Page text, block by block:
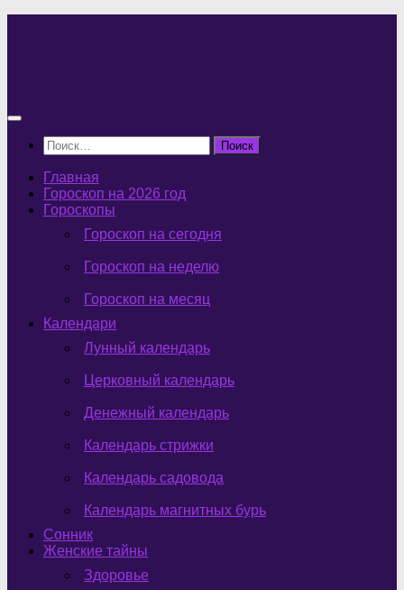
Найти:
Главная
Гороскоп на 2026 год
Гороскопы
Гороскоп на сегодня
Гороскоп на неделю
Гороскоп на месяц
Календари
Лунный календарь
Церковный календарь
Денежный календарь
Календарь стрижки
Календарь садовода
Календарь магнитных бурь
Сонник
Женские тайны
Здоровье